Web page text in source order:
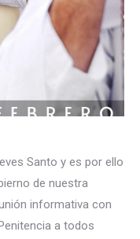
Santo y es por ello
de nuestra
informativa con
a todos